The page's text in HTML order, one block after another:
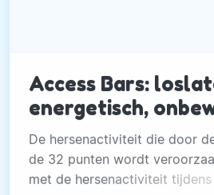
Access Bars:
energetisch,
De hersenactiviteit die door
de 32 punten wordt
met de hersenactiviteit tijdens